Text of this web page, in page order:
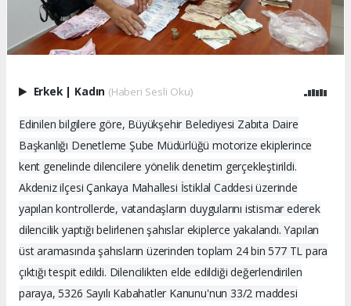
Erkek | Kadın (Haberi Sesli Oku)
Edinilen bilgilere göre, Büyükşehir Belediyesi Zabıta Daire
Başkanlığı Denetleme Şube Müdürlüğü motorize ekiplerince
kent genelinde dilencilere yönelik denetim gerçekleştirildi.
Akdeniz ilçesi Çankaya Mahallesi İstiklal Caddesi üzerinde
yapılan kontrollerde, vatandaşların duygularını istismar ederek
dilencilik yaptığı belirlenen şahıslar ekiplerce yakalandı. Yapılan
üst aramasında şahısların üzerinden toplam 24 bin 577 TL para
çıktığı tespit edildi. Dilencilikten elde edildiği değerlendirilen
paraya, 5326 Sayılı Kabahatler Kanunu'nun 33/2 maddesi